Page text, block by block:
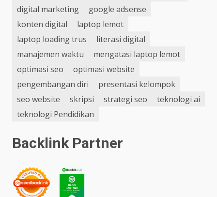
digital marketing
google adsense
konten digital
laptop lemot
laptop loading trus
literasi digital
manajemen waktu
mengatasi laptop lemot
optimasi seo
optimasi website
pengembangan diri
presentasi kelompok
seo website
skripsi strategi seo
teknologi ai
teknologi Pendidikan
Backlink Partner